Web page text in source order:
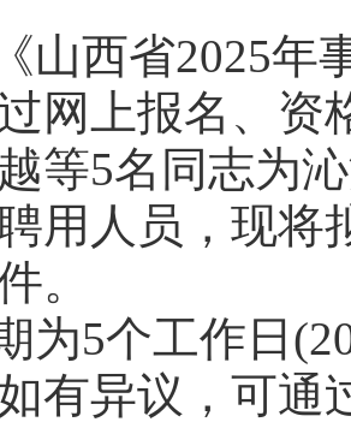
山西省2025年
网上报名、资
等5名同志为
用人员，现将
。
为5个工作日
有异议，可通